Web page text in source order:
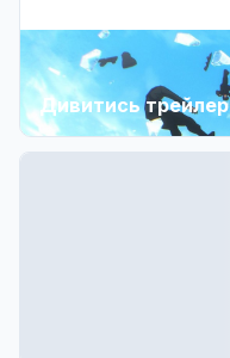
Дивитись трейлер